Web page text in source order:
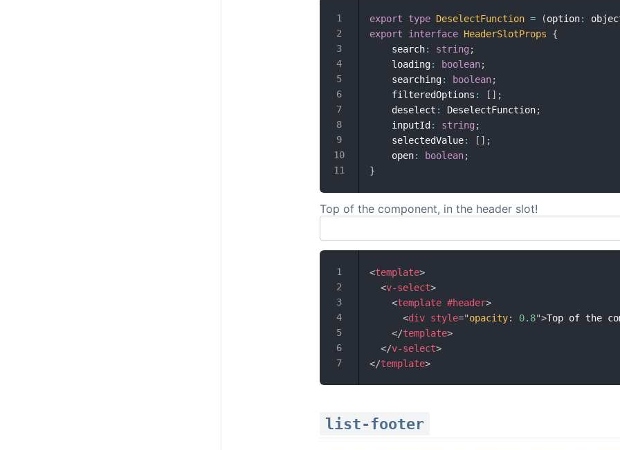
export type DeselectFunction = (option:
export
interface HeaderSlotProps
{
    search
: string ;
    loading
: boolean;
    searching
: boolean;
    filteredOptions
: [ ] ;
    deselect
: DeselectFunction;
    inputId
: string ;
    selectedValue
: [ ] ;
    open
: boolean;
}
Top of the component, in the header slot!
<template>
<v-select>
<template #header>
<div style="opacity: 0.8">Top of the
</template>
</v-select>
</template>
list-footer